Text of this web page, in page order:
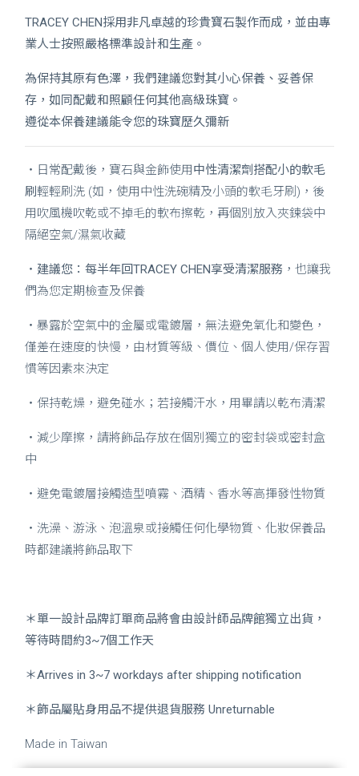
TRACEY CHEN採用非凡卓越的珍貴寶石製作而成，並由專
業人士按照嚴格標準設計和生產。
為保持其原有色澤，我們建議您對其小心保養、妥善保
存，如同配戴和照顧任何其他高級珠寶。
遵從本保養建議能令您的珠寶歷久彌新
・日常配戴後，寶石與金飾使用中性清潔劑搭配小的軟毛
刷 輕輕刷洗 (如，使用中性洗碗精及小頭的軟毛牙刷)，後
用吹風機吹乾或不掉毛的軟布擦乾，再個別放入夾鍊袋中
隔絕空氣/濕氣收藏
・ 建議您：每半年回TRACEY CHEN享受清潔服務 ，也讓我
們為您定期檢查及保養
・暴露於空氣中的金屬或電鍍層，無法避免氧化和變色，
僅差在速度的快慢，由材質等級、價位、個人使用/保存習
慣等因素來決定
・保持乾燥，避免碰水；若接觸汗水，用畢請以乾布清潔
・減少摩擦，請將飾品存放在個別獨立的密封袋或密封盒
中
・避免電鍍層接觸造型噴霧、酒精、香水等高揮發性物質
・洗澡、游泳、泡溫泉或接觸任何化學物質、化妝保養品
時都建議將飾品取下
＊單一設計品牌訂單商品將會由設計師品牌館獨立出貨，
等待時間約3~7個工作天
＊Arrives in 3~7 workdays after shipping notification
＊飾品屬貼身用品不提供退貨服務 Unreturnable
Made in Taiwan